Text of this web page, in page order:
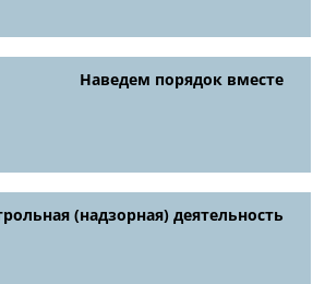
Наведем порядок вместе
(надзорная) деятельность